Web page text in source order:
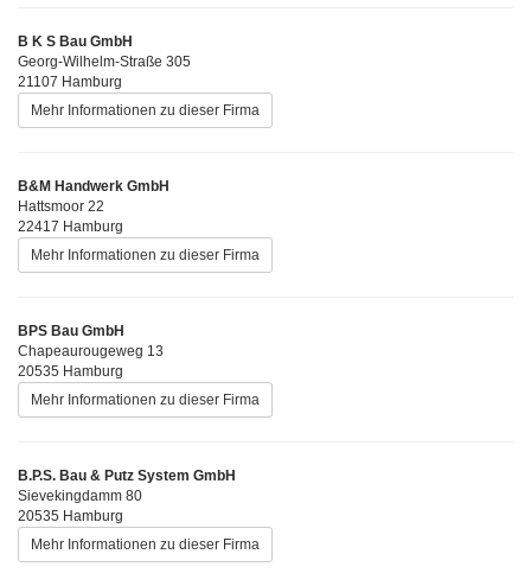
B K S Bau GmbH
Georg-Wilhelm-Straße 305
21107 Hamburg
Mehr Informationen zu dieser Firma
B&M Handwerk GmbH
Hattsmoor 22
22417 Hamburg
Mehr Informationen zu dieser Firma
BPS Bau GmbH
Chapeaurougeweg 13
20535 Hamburg
Mehr Informationen zu dieser Firma
B.P.S. Bau & Putz System GmbH
Sievekingdamm 80
20535 Hamburg
Mehr Informationen zu dieser Firma